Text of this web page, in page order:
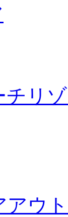
チリ
アウ